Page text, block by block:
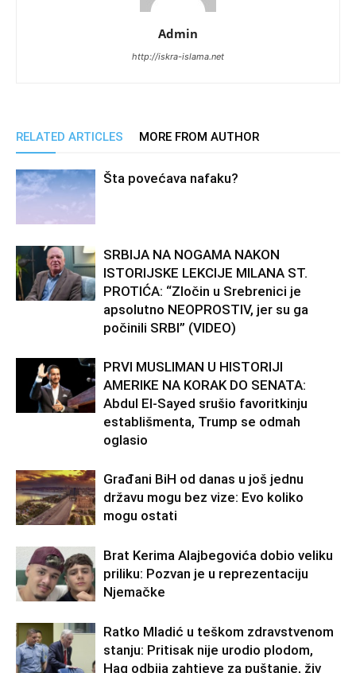
Admin
http://iskra-islama.net
RELATED ARTICLES MORE FROM AUTHOR
Šta povećava nafaku?
SRBIJA NA NOGAMA NAKON
ISTORIJSKE LEKCIJE MILANA ST.
PROTIĆA: “Zločin u Srebrenici je
apsolutno NEOPROSTIV, jer su ga
počinili SRBI” (VIDEO)
PRVI MUSLIMAN U HISTORIJI
AMERIKE NA KORAK DO SENATA:
Abdul El-Sayed srušio favoritkinju
establišmenta, Trump se odmah
oglasio
Građani BiH od danas u još jednu
državu mogu bez vize: Evo koliko
mogu ostati
Brat Kerima Alajbegovića dobio veliku
priliku: Pozvan je u reprezentaciju
Njemačke
Ratko Mladić u teškom zdravstvenom
stanju: Pritisak nije urodio plodom,
Hag odbija zahtjeve za puštanje, živ